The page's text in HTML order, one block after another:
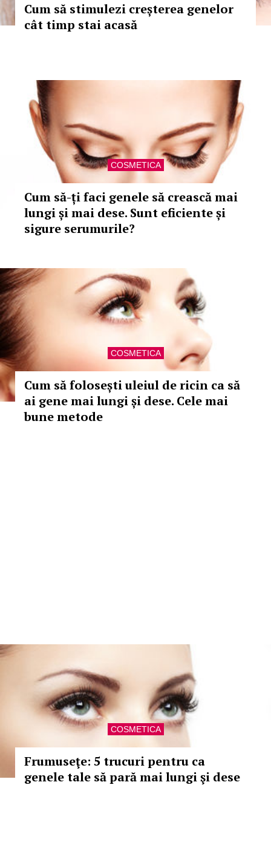
Cum să stimulezi creșterea genelor
cât timp stai acasă
COSMETICA
Cum să-ți faci genele să crească mai
lungi și mai dese. Sunt eficiente și
sigure serumurile?
COSMETICA
Cum să folosești uleiul de ricin ca să
ai gene mai lungi și dese. Cele mai
bune metode
COSMETICA
Frumuseţe: 5 trucuri pentru ca
genele tale să pară mai lungi şi dese